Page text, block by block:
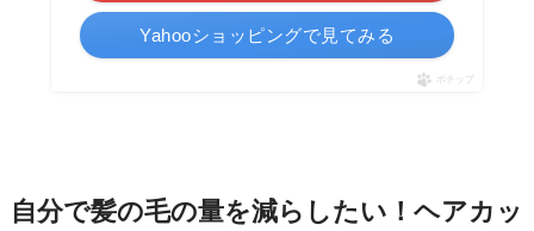
Yahooショッピングで見てみる
ポチップ
自分で髪の毛の量を減らしたい！ヘアカッ